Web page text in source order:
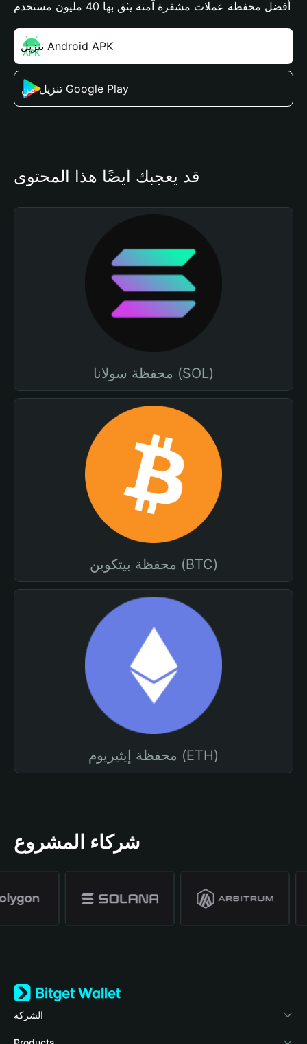
أفضل محفظة عملات مشفرة آمنة يثق بها 40 مليون مستخدم
تنزيل Android APK
تنزيل من Google Play
قد يعجبك أيضًا هذا المحتوى
محفظة سولانا (SOL)
محفظة بيتكوين (BTC)
محفظة إيثيريوم (ETH)
شركاء المشروع
الشركة